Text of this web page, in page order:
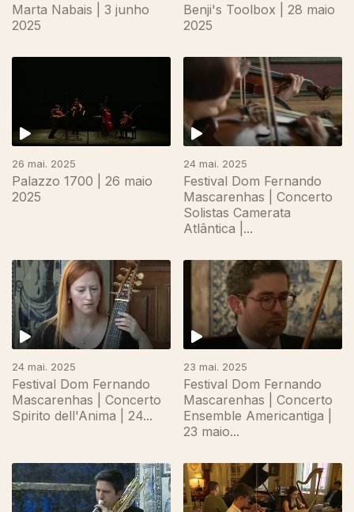
Marta Nabais | 3 junho
2025
Benji's Toolbox | 28 maio
2025
26 mai. 2025
Palazzo 1700 | 26 maio
2025
24 mai. 2025
Festival Dom Fernando
Mascarenhas | Concerto
Solistas Camerata
Atlântica |...
24 mai. 2025
Festival Dom Fernando
Mascarenhas | Concerto
Spirito dell'Anima | 24...
23 mai. 2025
Festival Dom Fernando
Mascarenhas | Concerto
Ensemble Americantiga |
23 maio...